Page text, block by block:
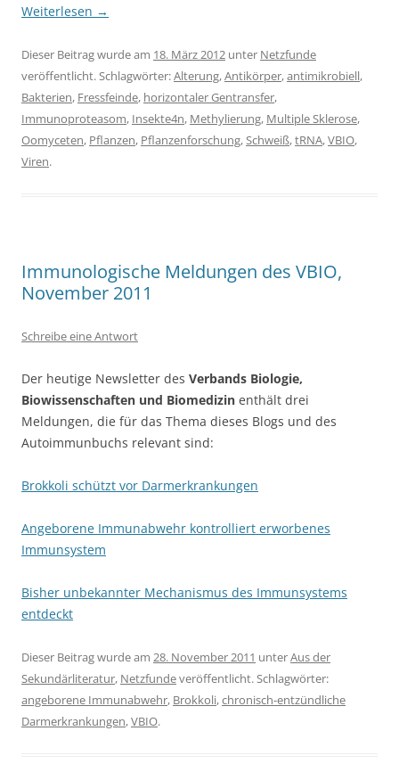
Weiterlesen →
Dieser Beitrag wurde am 18. März 2012 unter Netzfunde
veröffentlicht. Schlagwörter:Alterung,Antikörper,antimikrobiell,
Bakterien, Fressfeinde, horizontaler Gentransfer,
Immunoproteasom, Insekte4n, Methylierung, Multiple Sklerose,
Oomyceten, Pflanzen, Pflanzenforschung,Schweiß,tRNA,VBIO,
Viren.
Immunologische Meldungen des VBIO,
November 2011
Schreibe eine Antwort
Der heutige Newsletter des Verbands Biologie,
Biowissenschaften und Biomedizin enthält drei
Meldungen, die für das Thema dieses Blogs und des
Autoimmunbuchs relevant sind:
Brokkoli schützt vor Darmerkrankungen
Angeborene Immunabwehr kontrolliert erworbenes
Immunsystem
Bisher unbekannter Mechanismus des Immunsystems
entdeckt
Dieser Beitrag wurde am 28. November 2011 unterAus der
Sekundärliteratur, Netzfundeveröffentlicht. Schlagwörter:
angeborene Immunabwehr, Brokkoli,chronisch-entzündliche
Darmerkrankungen,VBIO.